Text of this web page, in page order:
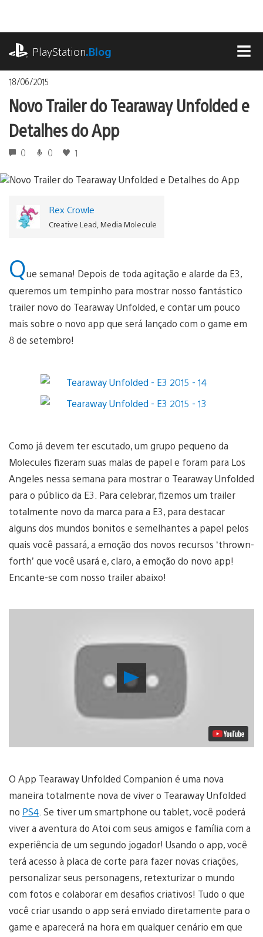
o
conteúdoPlayStation.Blog
18/06/2015
Novo Trailer do Tearaway Unfolded e
Detalhes do App
0 0 1
Rex Crowle
Creative Lead, Media Molecule
Que semana! Depois de toda agitação e alarde da E3,
queremos um tempinho para mostrar nosso fantástico
trailer novo do Tearaway Unfolded, e contar um pouco
mais sobre o novo app que será lançado com o game em
8 de setembro!
Como já devem ter escutado, um grupo pequeno da
Molecules fizeram suas malas de papel e foram para Los
Angeles nessa semana para mostrar o Tearaway Unfolded
para o público da E3. Para celebrar, fizemos um trailer
totalmente novo da marca para a E3, para destacar
alguns dos mundos bonitos e semelhantes a papel pelos
quais você passará, a emoção dos novos recursos ‘thrown-
forth’ que você usará e, claro, a emoção do novo app!
Encante-se com nosso trailer abaixo!
Reproduzir
Vídeo
O App Tearaway Unfolded Companion é uma nova
maneira totalmente nova de viver o Tearaway Unfolded
no PS4 . Se tiver um smartphone ou tablet, você poderá
viver a aventura do Atoi com seus amigos e família com a
experiência de um segundo jogador! Usando o app, você
terá acesso à placa de corte para fazer novas criações,
personalizar seus personagens, retexturizar o mundo
com fotos e colaborar em desafios criativos! Tudo o que
você criar usando o app será enviado diretamente para o
game e aparecerá na hora em qualquer cenário em que